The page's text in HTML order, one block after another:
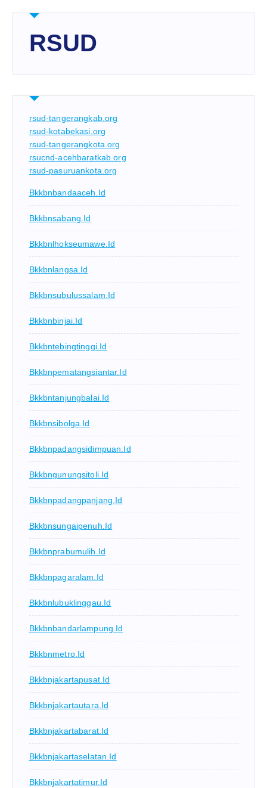
RSUD
rsud-tangerangkab.org
rsud-kotabekasi.org
rsud-tangerangkota.org
rsucnd-acehbaratkab.org
rsud-pasuruankota.org
Bkkbnbandaaceh.id
Bkkbnsabang.id
Bkkbnlhokseumawe.id
Bkkbnlangsa.id
Bkkbnsubulussalam.id
Bkkbnbinjai.id
Bkkbntebingtinggi.id
Bkkbnpematangsiantar.id
Bkkbntanjungbalai.id
Bkkbnsibolga.id
Bkkbnpadangsidimpuan.id
Bkkbngunungsitoli.id
Bkkbnpadangpanjang.id
Bkkbnsungaipenuh.id
Bkkbnprabumulih.id
Bkkbnpagaralam.id
Bkkbnlubuklinggau.id
Bkkbnbandarlampung.id
Bkkbnmetro.id
Bkkbnjakartapusat.id
Bkkbnjakartautara.id
Bkkbnjakartabarat.id
Bkkbnjakartaselatan.id
Bkkbnjakartatimur.id